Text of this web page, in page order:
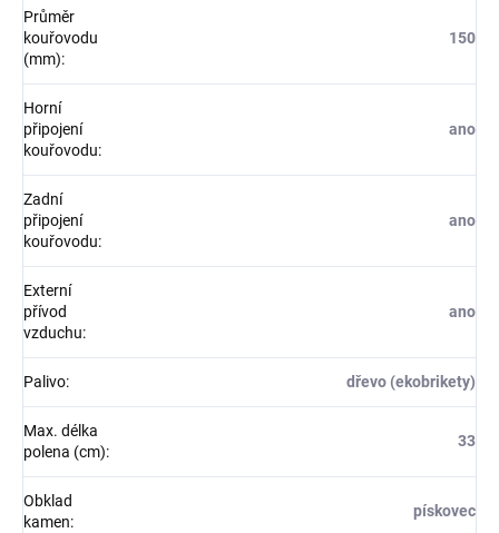
Průměr
kouřovodu
(mm):
150
Horní
připojení
kouřovodu:
ano
Zadní
připojení
kouřovodu:
ano
Externí
přívod
vzduchu:
ano
Palivo: dřevo (ekobrikety)
Max. délka
polena (cm):
33
Obklad
kamen:
pískovec